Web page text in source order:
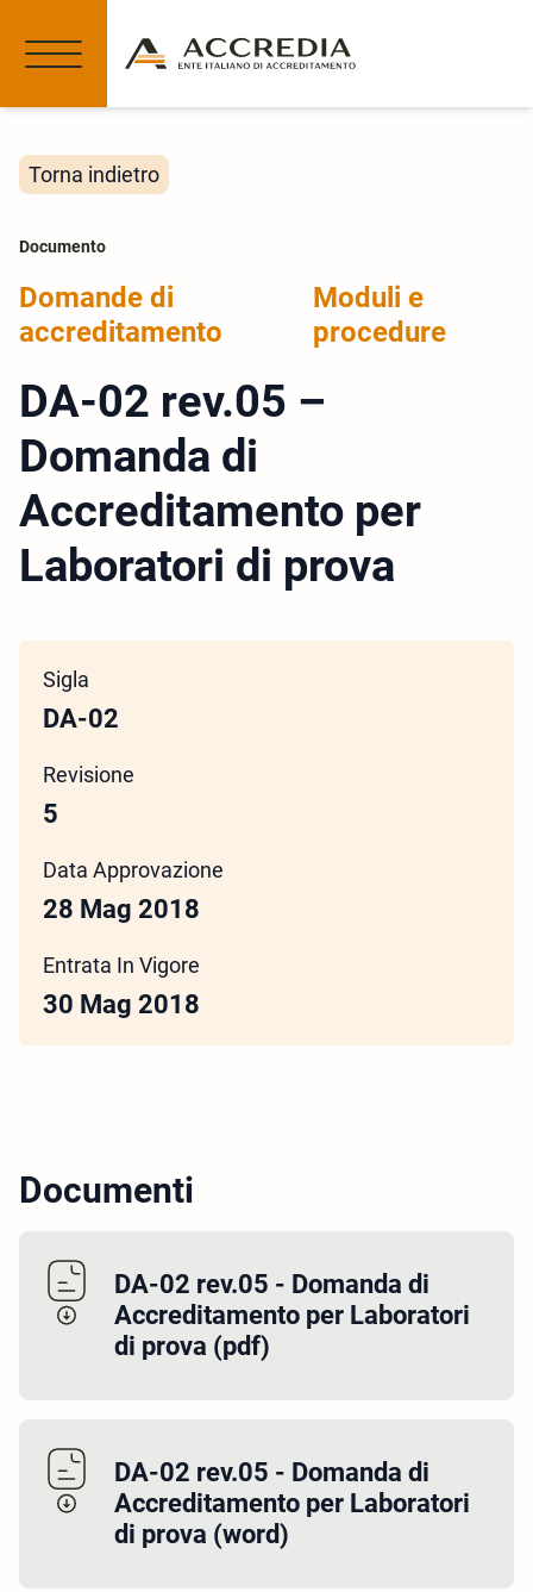
Torna indietro
Documento
Domande di
accreditamento
Moduli e
procedure
DA-02 rev.05 –
Domanda di
Accreditamento per
Laboratori di prova
Sigla
DA-02
Revisione
5
Data Approvazione
28 Mag 2018
Entrata In Vigore
30 Mag 2018
Documenti
DA-02 rev.05 - Domanda di
Accreditamento per Laboratori
di prova (pdf)
DA-02 rev.05 - Domanda di
Accreditamento per Laboratori
di prova (word)